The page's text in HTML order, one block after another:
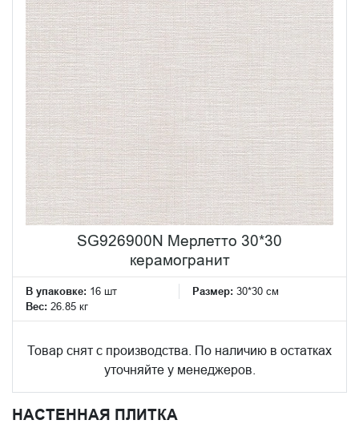
SG926900N Мерлетто 30*30
керамогранит
В упаковке: 16 шт Размер: 30*30 см
Вес: 26.85 кг
Товар снят с производства. По наличию в остатках
уточняйте у менеджеров.
НАСТЕННАЯ ПЛИТКА